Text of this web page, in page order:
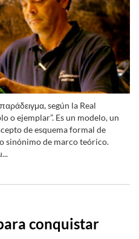
según la Real
o ejemplar”. Es un modelo, un
de esquema formal de
sinónimo de marco teórico.
conquistar